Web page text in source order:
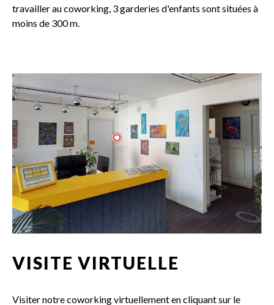
travailler au coworking, 3 garderies d'enfants sont situées à
moins de 300 m.
VISITE VIRTUELLE
Visiter notre coworking virtuellement en cliquant sur le